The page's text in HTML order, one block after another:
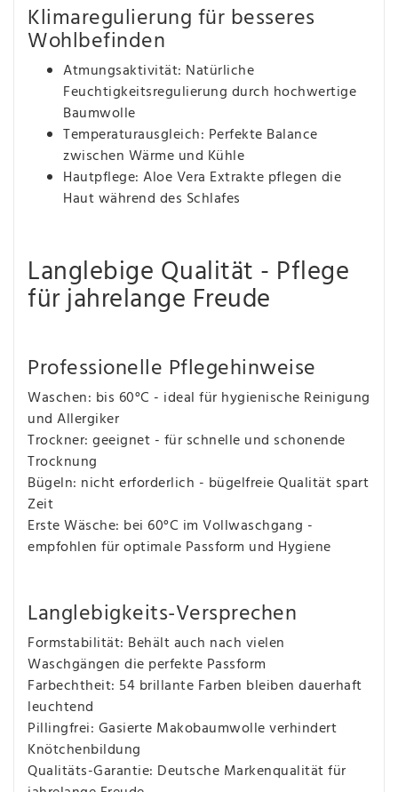
Klimaregulierung für besseres
Wohlbefinden
Atmungsaktivität: Natürliche
Feuchtigkeitsregulierung durch hochwertige
Baumwolle
Temperaturausgleich: Perfekte Balance
zwischen Wärme und Kühle
Hautpflege: Aloe Vera Extrakte pflegen die
Haut während des Schlafes
Langlebige Qualität - Pflege
für jahrelange Freude
Professionelle Pflegehinweise
Waschen: bis 60°C - ideal für hygienische Reinigung
und Allergiker
Trockner: geeignet - für schnelle und schonende
Trocknung
Bügeln: nicht erforderlich - bügelfreie Qualität spart
Zeit
Erste Wäsche: bei 60°C im Vollwaschgang -
empfohlen für optimale Passform und Hygiene
Langlebigkeits-Versprechen
Formstabilität: Behält auch nach vielen
Waschgängen die perfekte Passform
Farbechtheit: 54 brillante Farben bleiben dauerhaft
leuchtend
Pillingfrei: Gasierte Makobaumwolle verhindert
Knötchenbildung
Qualitäts-Garantie: Deutsche Markenqualität für